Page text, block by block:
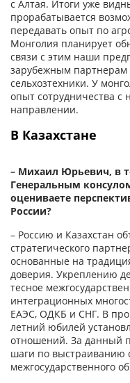
с Алтая. Итоги уже
прорабатывается
передавать опыт по
Монголия планирует
связи с этим наши
зарубежным партнерам
сельхозтехники. У
опыт сотрудничества
направлении.
В Казахстане
– Михаил Юрьевич, в
Генеральным
оцениваете
России?
– Россию и Казахстан
стратегического
основанные на
доверия. Укреплению
тесное
интеграционных
ЕАЭС, ОДКБ и СНГ. В
летний юбилей
отношений. За данный
шаги по выстраиванию
межгосударственного